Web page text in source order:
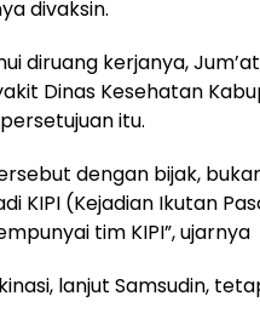
divaksin.
diruang kerjanya,
Dinas Kesehatan
itu.
dengan bijak,
KIPI (Kejadian Ikutan
tim KIPI”, ujarnya
lanjut Samsudin,